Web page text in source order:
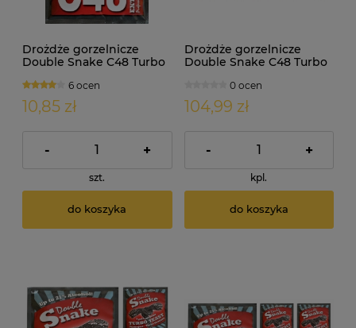
Drożdże gorzelnicze
Double Snake C48 Turbo
6 ocen
10,85 zł
- +
szt.
do koszyka
Drożdże gorzelnicze
Double Snake C48 Turbo
0 ocen
104,99 zł
- +
kpl.
do koszyka